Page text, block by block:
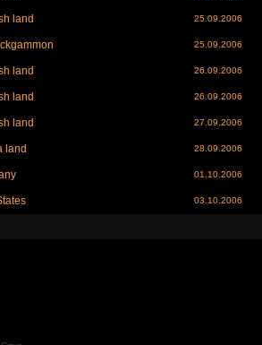
land 25.09.2006
25.09.2006
land 26.09.2006
land 26.09.2006
land 27.09.2006
land 28.09.2006
01.10.2006
03.10.2006